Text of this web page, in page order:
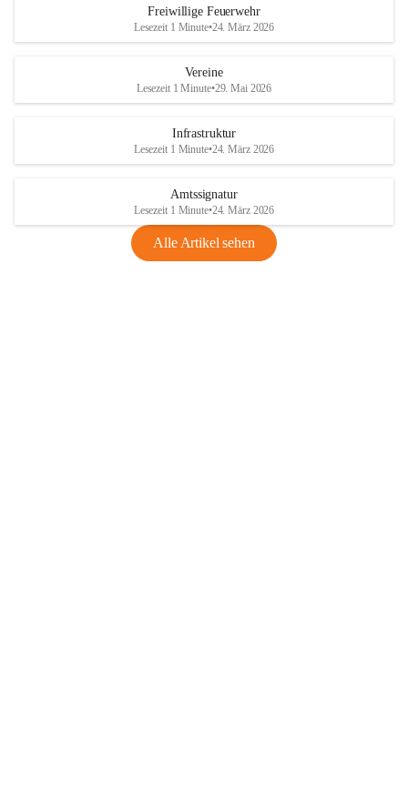
Freiwillige Feuerwehr
Lesezeit 1 Minute•24. März 2026
Vereine
Lesezeit 1 Minute•29. Mai 2026
Infrastruktur
Lesezeit 1 Minute•24. März 2026
Amtssignatur
Lesezeit 1 Minute•24. März 2026
Alle Artikel sehen